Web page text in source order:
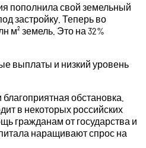
пополнила свой земельный
застройку. Теперь во
м² земель. Это на 32%
выплаты и низкий уровень
обстановка.
в некоторых российских
гражданам от государства и
наращивают спрос на